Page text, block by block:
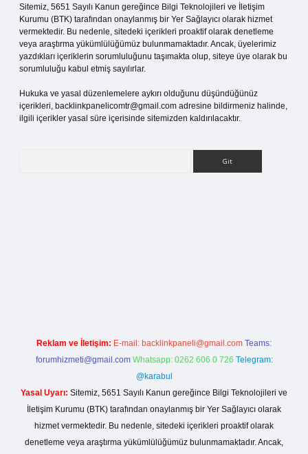
Sitemiz, 5651 Sayılı Kanun gereğince Bilgi Teknolojileri ve İletişim
Kurumu (BTK) tarafından onaylanmış bir Yer Sağlayıcı olarak hizmet
vermektedir. Bu nedenle, sitedeki içerikleri proaktif olarak denetleme
veya araştırma yükümlülüğümüz bulunmamaktadır. Ancak, üyelerimiz
yazdıkları içeriklerin sorumluluğunu taşımakta olup, siteye üye olarak bu
sorumluluğu kabul etmiş sayılırlar.
Hukuka ve yasal düzenlemelere aykırı olduğunu düşündüğünüz
içerikleri, backlinkpanelicomtr@gmail.com adresine bildirmeniz halinde,
ilgili içerikler yasal süre içerisinde sitemizden kaldırılacaktır.
Reklam ve İletişim: E-mail: backlinkpaneli@gmail.com Teams:
forumhizmeti@gmail.com Whatsapp: 0262 606 0 726 Telegram:
@karabul
Yasal Uyarı: Sitemiz, 5651 Sayılı Kanun gereğince Bilgi Teknolojileri ve
İletişim Kurumu (BTK) tarafından onaylanmış bir Yer Sağlayıcı olarak
hizmet vermektedir. Bu nedenle, sitedeki içerikleri proaktif olarak
denetleme veya araştırma yükümlülüğümüz bulunmamaktadır. Ancak,